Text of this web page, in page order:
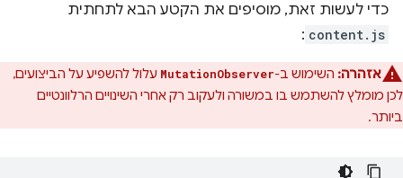
כדי לעשות זאת, מוסיפים את הקטע הבא לתחתית
content.js
:
אזהרה: השימוש ב-MutationObserver עלול להשפיע על הביצועים,
לכן מומלץ להשתמש בו במשורה ולעקוב רק אחרי השינויים הרלוונטיים
ביותר.